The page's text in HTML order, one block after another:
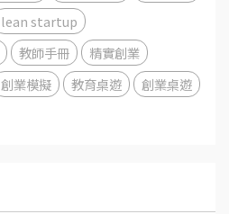
lean startup
教師手冊
精實創業
創業模擬 教育桌遊
創業桌遊